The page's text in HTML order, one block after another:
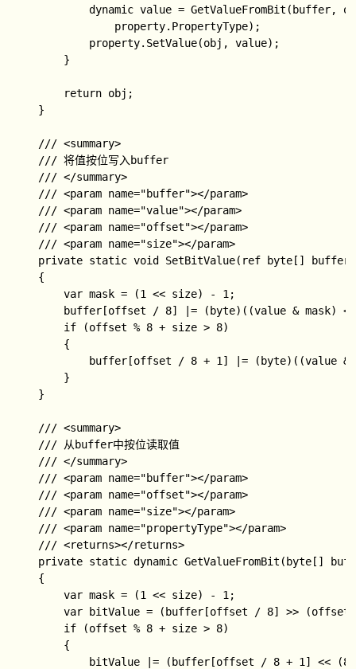
dynamic value = GetValueFromBit(buffer,
                property.PropertyType);
            property.SetValue(obj, value);
        }
        return obj;
    }
    /// <summary>
    /// 将值按位写入buffer
    /// </summary>
    /// <param name="buffer"></param>
    /// <param name="value"></param>
    /// <param name="offset"></param>
    /// <param name="size"></param>
private static void SetBitValue(ref byte[]
    {
        var mask = (1 << size) - 1;
buffer[offset / 8] |= (byte)((value & mask)
        if (offset % 8 + size > 8)
        {
buffer[offset / 8 + 1] |= (byte)((value
        }
    }
    /// <summary>
    /// 从buffer中按位读取值
    /// </summary>
    /// <param name="buffer"></param>
    /// <param name="offset"></param>
    /// <param name="size"></param>
    /// <param name="propertyType"></param>
    /// <returns></returns>
private static dynamic GetValueFromBit(byte[]
    {
        var mask = (1 << size) - 1;
var bitValue = (buffer[offset / 8] >> (offset
        if (offset % 8 + size > 8)
        {
bitValue |= (buffer[offset / 8 + 1] << (8